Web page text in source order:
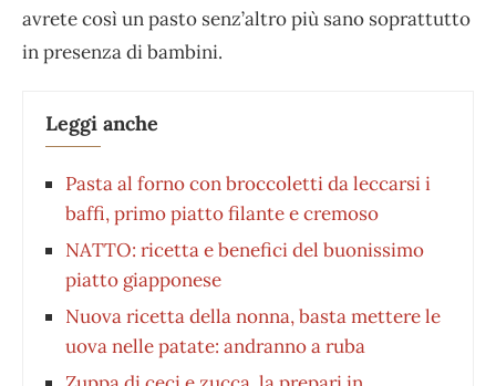
avrete così un pasto senz’altro più sano soprattutto
in presenza di bambini.
Leggi anche
Pasta al forno con broccoletti da leccarsi i
baffi, primo piatto filante e cremoso
NATTO: ricetta e benefici del buonissimo
piatto giapponese
Nuova ricetta della nonna, basta mettere le
uova nelle patate: andranno a ruba